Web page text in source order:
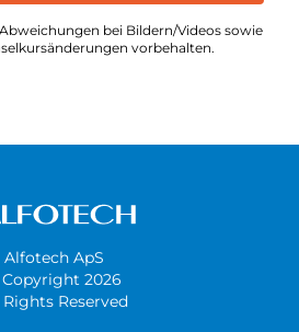
bei Bildern/Videos sowie
vorbehalten.
Alfotech ApS
2026
Reserved